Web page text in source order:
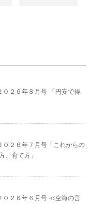
２６年８月号 「円安で得
２６年７月号「これからの
、育て方」
０２６年６月号 ≪空海の言